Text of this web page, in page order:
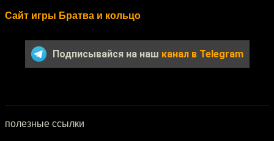
Сайт игры Братва и кольцо
Подписывайся на наш канал в Telegram
полезные ссылки